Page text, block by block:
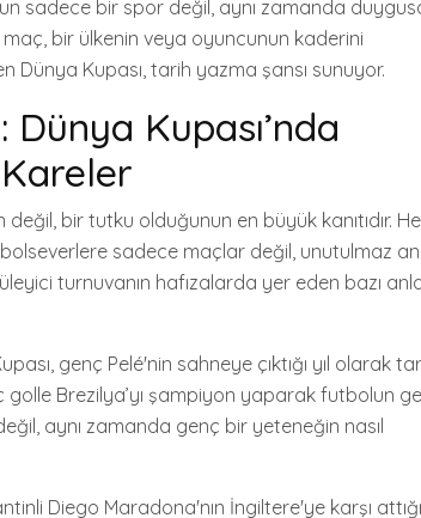
sadece bir spor değil, aynı zamanda
bir ülkenin veya oyuncunun kaderini
Kupası, tarih yazma şansı sunuyor.
Kupası’nda
bir tutku olduğunun en büyük kanıtıdır.
sadece maçlar değil, unutulmaz
turnuvanın hafızalarda yer eden bazı
genç Pelé'nin sahneye çıktığı yıl olarak
golle Brezilya’yı şampiyon yaparak futbolun
aynı zamanda genç bir yeteneğin nasıl
Diego Maradona'nın İngiltere'ye karşı attığı